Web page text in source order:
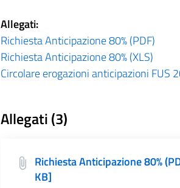
Allegati:
Richiesta Anticipazione 80% (PDF)
Richiesta Anticipazione 80% (XLS)
Circolare erogazioni anticipazioni FUS
Allegati (3)
Richiesta Anticipazione 80%
KB]